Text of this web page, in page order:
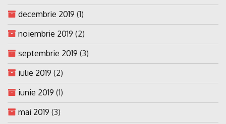
decembrie 2019 (1)
noiembrie 2019 (2)
septembrie 2019 (3)
iulie 2019 (2)
iunie 2019 (1)
mai 2019 (3)